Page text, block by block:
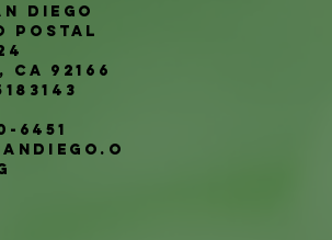
Diego
postal
92166
6451